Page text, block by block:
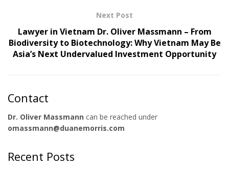
Next Post
Lawyer in Vietnam Dr. Oliver Massmann – From
Biodiversity to Biotechnology: Why Vietnam May Be
Asia’s Next Undervalued Investment Opportunity
Contact
Dr. Oliver Massmann can be reached under
omassmann@duanemorris.com
Recent Posts